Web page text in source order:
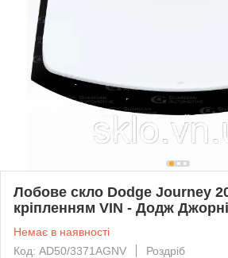
Лобове скло Dodge Journey
кріпленням VIN - Додж Джорні
Немає в наявності
Код: AD50/3371AGNV
Роздріб